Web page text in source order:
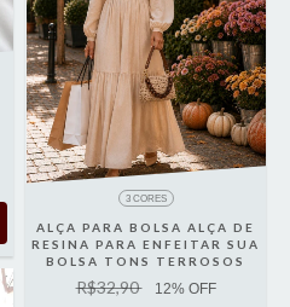
3 CORES
ALÇA PARA BOLSA ALÇA DE
RESINA PARA ENFEITAR SUA
BOLSA TONS TERROSOS
R$32,90 12% OFF